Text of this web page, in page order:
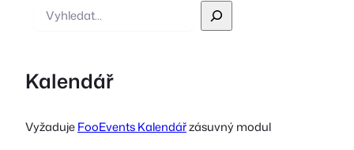
Portuguese
Vyhledávání
Kalendář
VyžadujeFooEvents Kalendářzásuvný modul